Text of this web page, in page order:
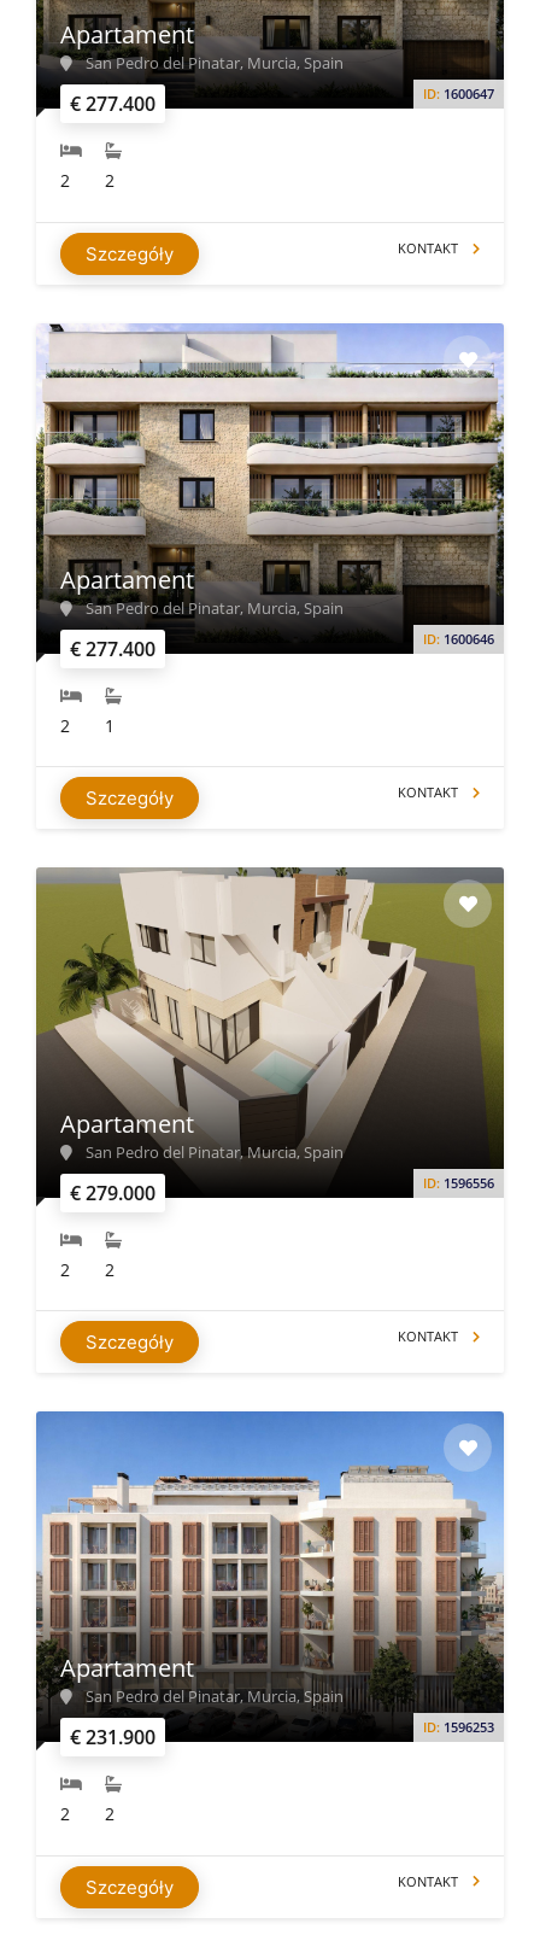
€ 277.400 ID: 1600647
Apartament
San Pedro del Pinatar, Murcia, Spain
2 2
Szczegóły KONTAKT
€ 277.400 ID: 1600646
Apartament
San Pedro del Pinatar, Murcia, Spain
2 1
Szczegóły KONTAKT
€ 279.000 ID: 1596556
Apartament
San Pedro del Pinatar, Murcia, Spain
2 2
Szczegóły KONTAKT
€ 231.900 ID: 1596253
Apartament
San Pedro del Pinatar, Murcia, Spain
2 2
Szczegóły KONTAKT